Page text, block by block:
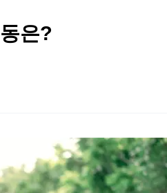
은?
지도자교육 및 실… 2026